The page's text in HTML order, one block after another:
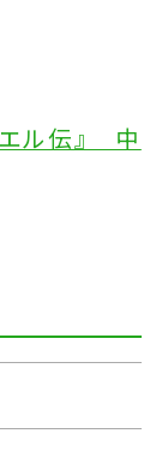
ル伝』 中